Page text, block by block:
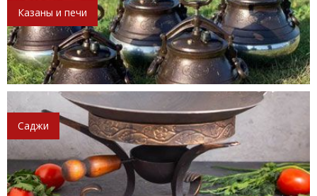
Казаны и печи
Саджи